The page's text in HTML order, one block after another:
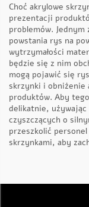
Choć akrylowe
prezentacji
problemów.
powstania rys na
wytrzymałości
będzie się z nim
mogą pojawić się
skrzynki i obniżenie
produktów. Aby
delikatnie,
czyszczących o
przeszkolić
skrzynkami, aby